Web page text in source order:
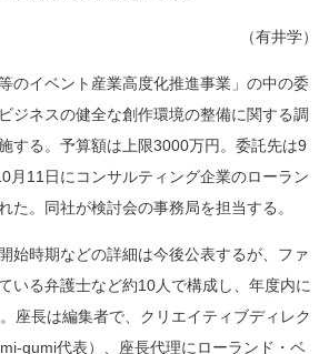
（有井学）
のイベント産業高度化推進事業」の中の委
ジネスの健全な創作環境の整備に関する調
する。予算額は上限3000万円。委託先は9
月11日にコンサルティング企業のローラン
た。同社が検討会の事務局を担当する。
始時期などの詳細は今後公表するが、ファ
いる弁護士など約10人で構成し、年度内に
座長は編集者で、クリエイティブディレク
gumi代表）、座長代理にローランド・ベ